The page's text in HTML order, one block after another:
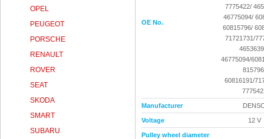
OE No.
7775422/
46775094/
60815796/
71721731/
46775094/
60816191/
Manufacturer
Voltage 12 V
Pulley wheel diameter
OPEL
PEUGEOT
PORSCHE
RENAULT
ROVER
SEAT
SKODA
SMART
SUBARU